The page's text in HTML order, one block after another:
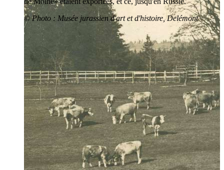
© Photo : Musée jurassien d'art et d'histoire, Delémont